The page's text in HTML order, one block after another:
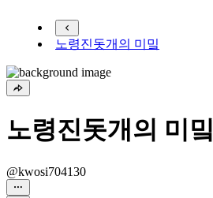
노령진돗개의 미밐
노령진돗개의 미밐
@kwosi704130